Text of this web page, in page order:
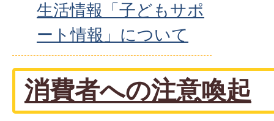
生活情報「子どもサポ
ート情報」について
消費者への注意喚起